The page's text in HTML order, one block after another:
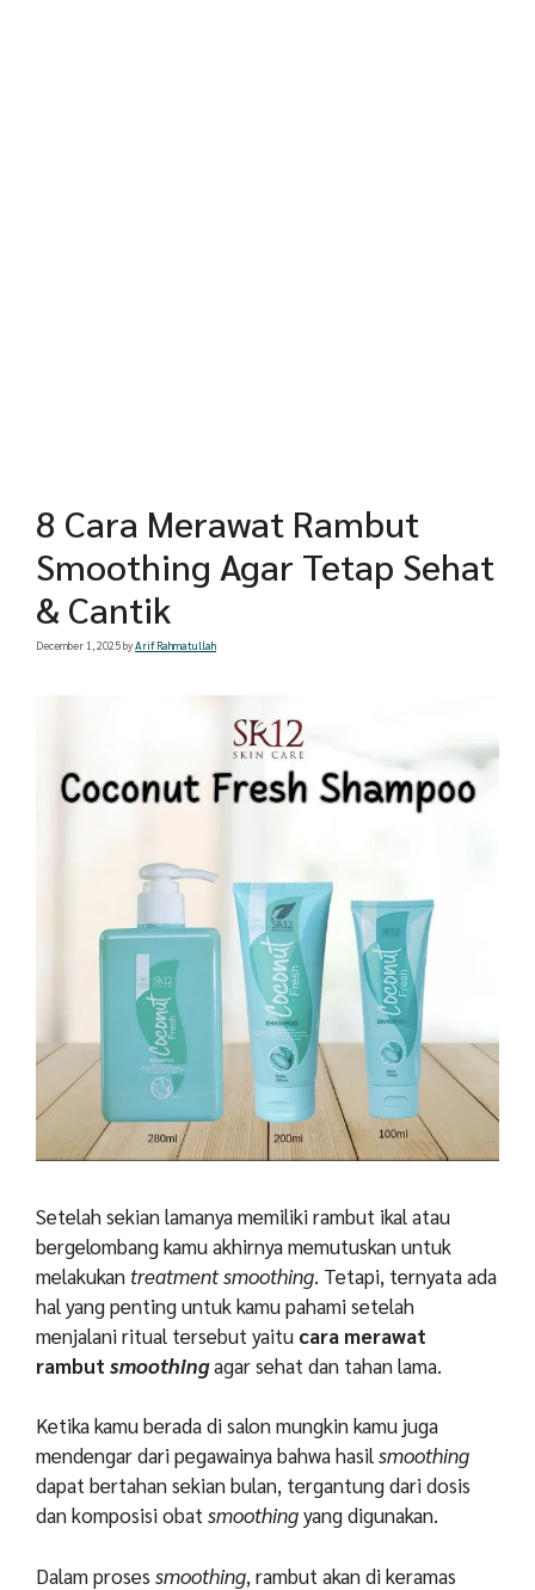
8 Cara Merawat Rambut
Smoothing Agar Tetap Sehat
& Cantik
December 1, 2025byArif Rahmatullah
Setelah sekian lamanya memiliki rambut ikal atau
bergelombang kamu akhirnya memutuskan untuk
melakukantreatment smoothing. Tetapi, ternyata ada
hal yang penting untuk kamu pahami setelah
menjalani ritual tersebut yaitu cara merawat
rambut smoothingagar sehat dan tahan lama.
Ketika kamu berada di salon mungkin kamu juga
mendengar dari pegawainya bahwa hasilsmoothing
dapat bertahan sekian bulan, tergantung dari dosis
dan komposisi obatsmoothingyang digunakan.
Dalam proses smoothing, rambut akan di keramas